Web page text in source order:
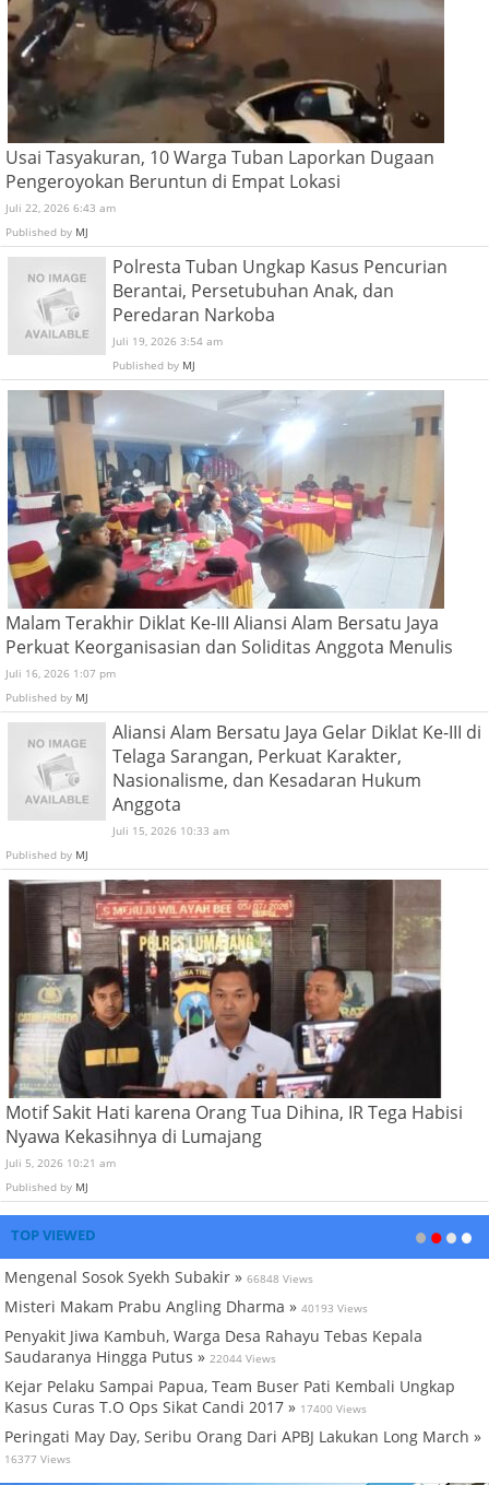
Usai Tasyakuran, 10 Warga Tuban Laporkan Dugaan
Pengeroyokan Beruntun di Empat Lokasi
Juli 22, 2026 6:43 am
Published by MJ
Polresta Tuban Ungkap Kasus Pencurian
Berantai, Persetubuhan Anak, dan
Peredaran Narkoba
Juli 19, 2026 3:54 am
Published by MJ
Malam Terakhir Diklat Ke-III Aliansi Alam Bersatu Jaya
Perkuat Keorganisasian dan Soliditas Anggota Menulis
Juli 16, 2026 1:07 pm
Published by MJ
Aliansi Alam Bersatu Jaya Gelar Diklat Ke-III di
Telaga Sarangan, Perkuat Karakter,
Nasionalisme, dan Kesadaran Hukum
Anggota
Juli 15, 2026 10:33 am
Published by MJ
Motif Sakit Hati karena Orang Tua Dihina, IR Tega Habisi
Nyawa Kekasihnya di Lumajang
Juli 5, 2026 10:21 am
Published by MJ
TOP VIEWED
Mengenal Sosok Syekh Subakir » 66848 Views
Misteri Makam Prabu Angling Dharma » 40193 Views
Penyakit Jiwa Kambuh, Warga Desa Rahayu Tebas Kepala
Saudaranya Hingga Putus » 22044 Views
Kejar Pelaku Sampai Papua, Team Buser Pati Kembali Ungkap
Kasus Curas T.O Ops Sikat Candi 2017 » 17400 Views
Peringati May Day, Seribu Orang Dari APBJ Lakukan Long March »
16377 Views